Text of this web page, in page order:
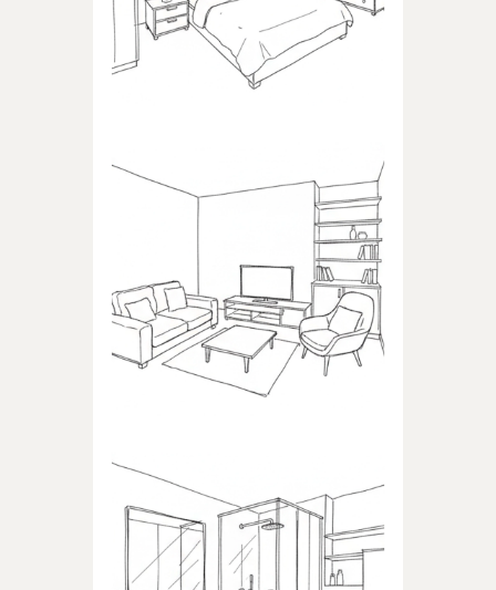
Produkty dedykowane do
pokoju dziennego
ŁAZIENKA